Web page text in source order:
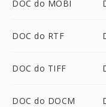
DOC do MOBI
DOC do RTF
DOC do TIFF
DOC do DOCM